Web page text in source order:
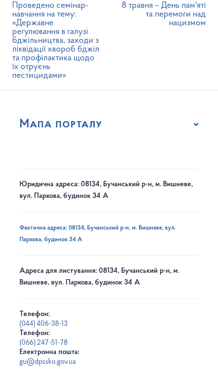
Проведено семінар-
навчання на тему:
«Державне
регулювання в галузі
бджільництва, заходи з
ліквідації хвороб бджіл
та профілактика щодо
їх отруєнь
пестицидами»
8 травня – День пам'яті
та перемоги над
нацизмом
Мапа порталу
Юридична адреса: 08134, Бучанський р-н, м. Вишневе,
вул. Паркова, будинок 34 А
Фактична адреса: 08134, Бучанський р-н, м. Вишневе, вул.
Паркова, будинок 34 А
Адреса для листування: 08134, Бучанський р-н, м.
Вишневе, вул. Паркова, будинок 34 А
Телефон:
(044) 406-38-13
Телефон:
(066) 247-51-78
Електронна пошта:
gu@dpssko.gov.ua